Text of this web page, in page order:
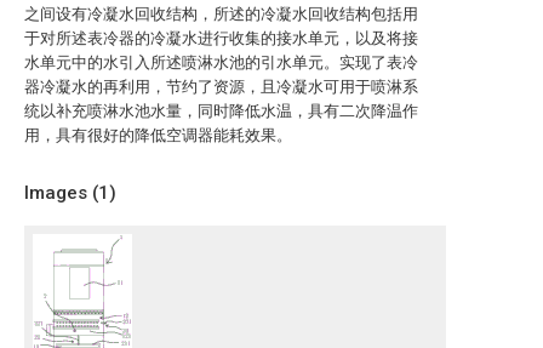
之间设有冷凝水回收结构，所述的冷凝水回收结构包括用
于对所述表冷器的冷凝水进行收集的接水单元，以及将接
水单元中的水引入所述喷淋水池的引水单元。实现了表冷
器冷凝水的再利用，节约了资源，且冷凝水可用于喷淋系
统以补充喷淋水池水量，同时降低水温，具有二次降温作
用，具有很好的降低空调器能耗效果。
Images (1)